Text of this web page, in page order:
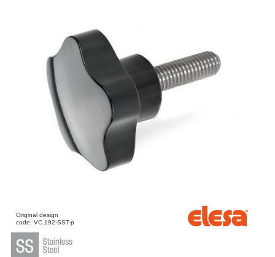
Original design
code: VC.192-SST-p